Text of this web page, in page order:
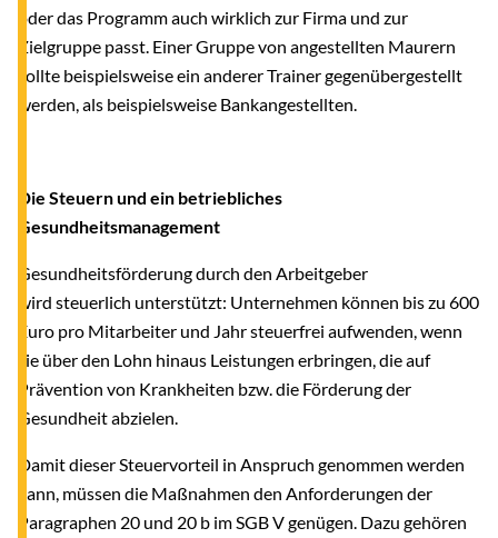
oder das Programm auch wirklich zur Firma und zur
Zielgruppe passt. Einer Gruppe von angestellten Maurern
sollte beispielsweise ein anderer Trainer gegenübergestellt
werden, als beispielsweise Bankangestellten.
Die Steuern und ein betriebliches
Gesundheitsmanagement
Gesundheitsförderung durch den Arbeitgeber
wird steuerlich unterstützt: Unternehmen können bis zu 600
Euro pro Mitarbeiter und Jahr steuerfrei aufwenden, wenn
sie über den Lohn hinaus Leistungen erbringen, die auf
Prävention von Krankheiten bzw. die Förderung der
Gesundheit abzielen.
Damit dieser Steuervorteil in Anspruch genommen werden
kann, müssen die Maßnahmen den Anforderungen der
Paragraphen 20 und 20 b im SGB V genügen. Dazu gehören